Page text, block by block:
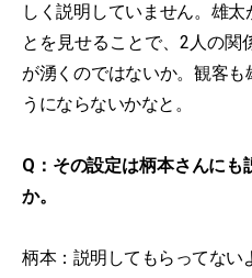
しく説明していません。雄
とを見せることで、2人の関
が湧くのではないか。観客
うにならないかなと。
Q：その設定は柄本さんにも
か。
柄本：説明してもらってない